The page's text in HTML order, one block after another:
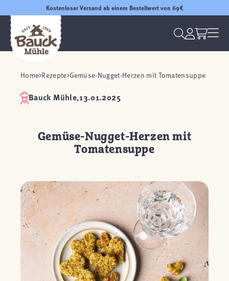
Kostenloser Versand ab einem Bestellwert von 69€
Home Rezepte Gemüse-Nugget-Herzen mit Tomatensuppe
Bauck Mühle,13.01.2025
Gemüse-Nugget-Herzen mit
Tomatensuppe